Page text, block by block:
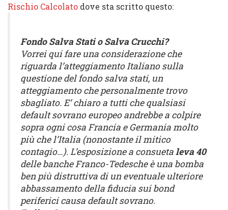
Rischio Calcolato dove sta scritto questo:
Fondo Salva Stati o Salva Crucchi?
Vorrei qui fare una considerazione che
riguarda l’atteggiamento Italiano sulla
questione del fondo salva stati, un
atteggiamento che personalmente trovo
sbagliato. E’ chiaro a tutti che qualsiasi
default sovrano europeo andrebbe a colpire
sopra ogni cosa Francia e Germania molto
più che l’Italia (nonostante il mitico
contagio…). L’esposizione a consuetaleva 40
delle banche Franco-Tedesche è una bomba
ben più distruttiva di un eventuale ulteriore
abbassamento della fiducia sui bond
periferici causa default sovrano.